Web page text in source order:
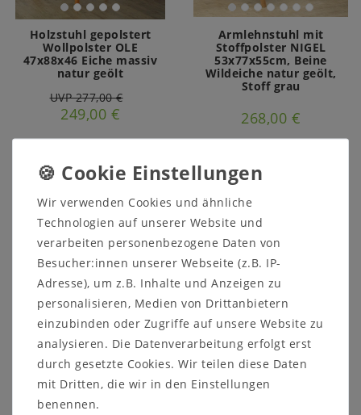
Holzstuhl gepolstert
Wollpolster OLE
47x88x46 Eiche massiv
natur geölt
UVP 277,00 €
249,00 €
Armlehnstuhl mit
Stoffpolster NIGEL
53x77x55cm, Beine
Wildeiche natur geölt,
Stoff grau
268,00 €
Ausstellungsstück
Armlehnstuhl mit
Wollpolster OLE
55x88x46cm Eiche
massiv natur geölt zur
Stuhl mit Polster
LAURA 47x102x57
Wir verwenden Cookies und ähnliche
Technologien auf unserer Website und
verarbeiten personenbezogene Daten von
Besucher:innen unserer Webseite (z.B. IP-
Adresse), um z.B. Inhalte und Anzeigen zu
personalisieren, Medien von Drittanbietern
einzubinden oder Zugriffe auf unsere Website zu
analysieren. Die Datenverarbeitung erfolgt erst
durch gesetzte Cookies. Wir teilen diese Daten
mit Dritten, die wir in den Einstellungen
benennen.